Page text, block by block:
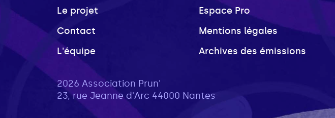
Le projet
Contact
L'équipe
Espace Pro
Mentions légales
Archives des émissions
2026 Association Prun'
23, rue Jeanne d'Arc 44000 Nantes